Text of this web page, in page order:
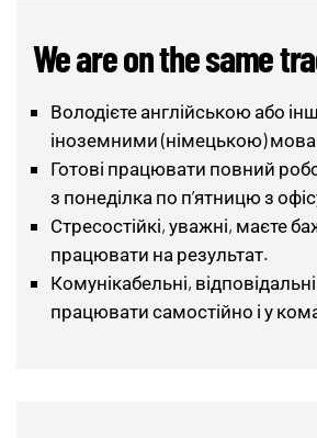
We are on the same
Володієте англійською або
іноземними (німецькою)
Готові працювати повний
з понеділка по п’ятницю з
Стресостійкі, уважні, маєте
працювати на результат.
Комунікабельні,
працювати самостійно і у